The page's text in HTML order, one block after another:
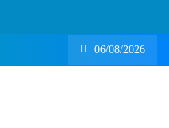
06/08/2026